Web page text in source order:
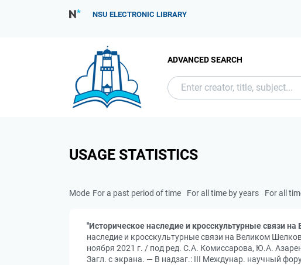
NSU ELECTRONIC LIBRARY
ADVANCED SEARCH
USAGE STATISTICS
Mode For a past period of time For all time by years For all
"Историческое наследие и кросскультурные связи
наследие и кросскультурные связи на Великом
ноября 2021 г. / под ред. С.А. Комиссарова, Ю.А.
Загл. с экрана. — В надзаг.: III Междунар. научный